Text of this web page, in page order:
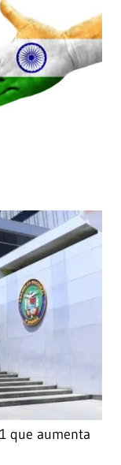
que aumenta